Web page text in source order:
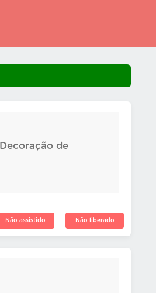
de
Não assistido Não liberado